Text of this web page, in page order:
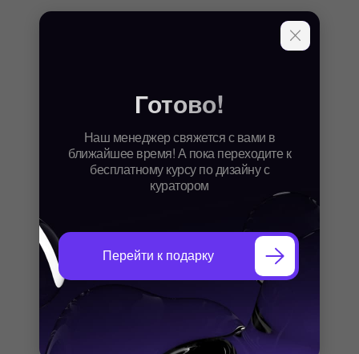
Готово!
Наш менеджер свяжется с вами в
ближайшее время! А пока переходите к
бесплатному курсу по дизайну с
куратором
Перейти к подарку